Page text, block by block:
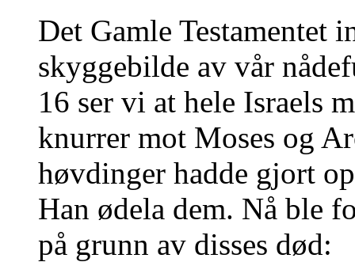
Det Gamle Testamentet
skyggebilde av vår
16 ser vi at hele Israels
knurrer mot Moses og
høvdinger hadde gjort
Han ødela dem. Nå ble
på grunn av disses død: